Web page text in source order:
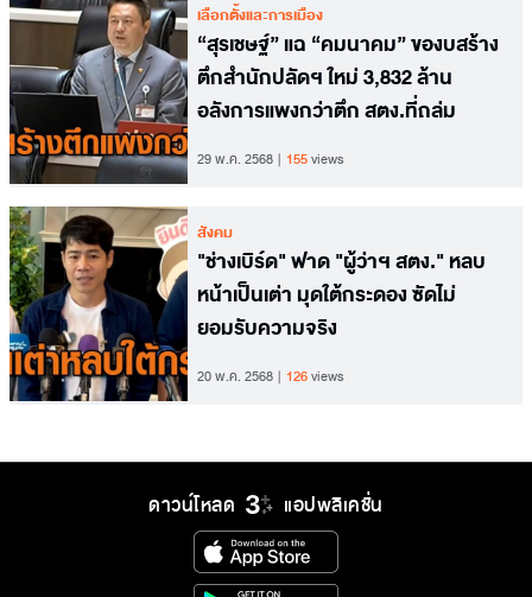
เลือกตั้งและการเมือง
“สุรเชษฐ์” แฉ “คมนาคม” ของบสร้าง
ตึกสำนักปลัดฯ ใหม่ 3,832 ล้าน
อลังการแพงกว่าตึก สตง.ที่ถล่ม
29 พ.ค. 2568 155views
สังคม
"ช่างเบิร์ด" ฟาด "ผู้ว่าฯ สตง." หลบ
หน้าเป็นเต่า มุดใต้กระดอง ซัดไม่
ยอมรับความจริง
20 พ.ค. 2568 126views
ดาวน์โหลด แอปพลิเคชั่น